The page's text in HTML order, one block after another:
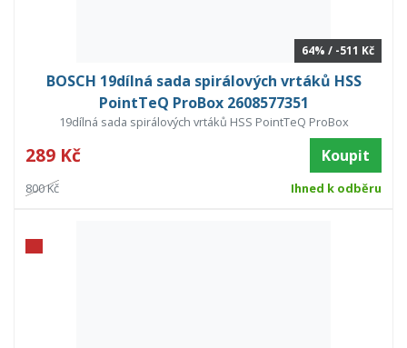
64% / -511 Kč
BOSCH 19dílná sada spirálových vrtáků HSS
PointTeQ ProBox 2608577351
19dílná sada spirálových vrtáků HSS PointTeQ ProBox
289 Kč Koupit
800 Kč Ihned k odběru